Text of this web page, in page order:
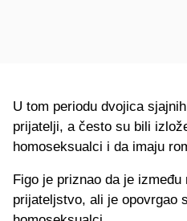
U tom periodu dvojica
prijatelji, a često su bili
homoseksualci i da imaju
Figo je priznao da je
prijateljstvo, ali je opovrgao